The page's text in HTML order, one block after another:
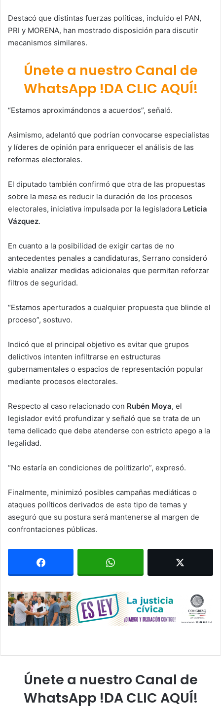
Destacó que distintas fuerzas políticas, incluido el PAN,
PRI y MORENA, han mostrado disposición para discutir
mecanismos similares.
Únete a nuestro Canal de
WhatsApp !DA CLIC AQUÍ!
“Estamos aproximándonos a acuerdos”, señaló.
Asimismo, adelantó que podrían convocarse especialistas
y líderes de opinión para enriquecer el análisis de las
reformas electorales.
El diputado también confirmó que otra de las propuestas
sobre la mesa es reducir la duración de los procesos
electorales, iniciativa impulsada por la legisladora Leticia
Vázquez.
En cuanto a la posibilidad de exigir cartas de no
antecedentes penales a candidaturas, Serrano consideró
viable analizar medidas adicionales que permitan reforzar
filtros de seguridad.
“Estamos aperturados a cualquier propuesta que blinde el
proceso”, sostuvo.
Indicó que el principal objetivo es evitar que grupos
delictivos intenten infiltrarse en estructuras
gubernamentales o espacios de representación popular
mediante procesos electorales.
Respecto al caso relacionado con Rubén Moya, el
legislador evitó profundizar y señaló que se trata de un
tema delicado que debe atenderse con estricto apego a la
legalidad.
“No estaría en condiciones de politizarlo”, expresó.
Finalmente, minimizó posibles campañas mediáticas o
ataques políticos derivados de este tipo de temas y
aseguró que su postura será mantenerse al margen de
confrontaciones públicas.
Únete a nuestro Canal de
WhatsApp !DA CLIC AQUÍ!